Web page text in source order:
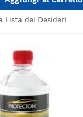
Lista dei Desideri